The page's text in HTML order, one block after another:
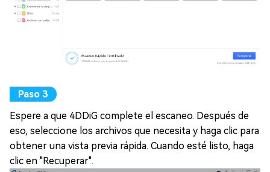
Espere a que 4DDiG complete el escaneo. Después de
eso, seleccione los archivos que necesita y haga clic para
obtener una vista previa rápida. Cuando esté listo, haga
clic en "Recuperar".